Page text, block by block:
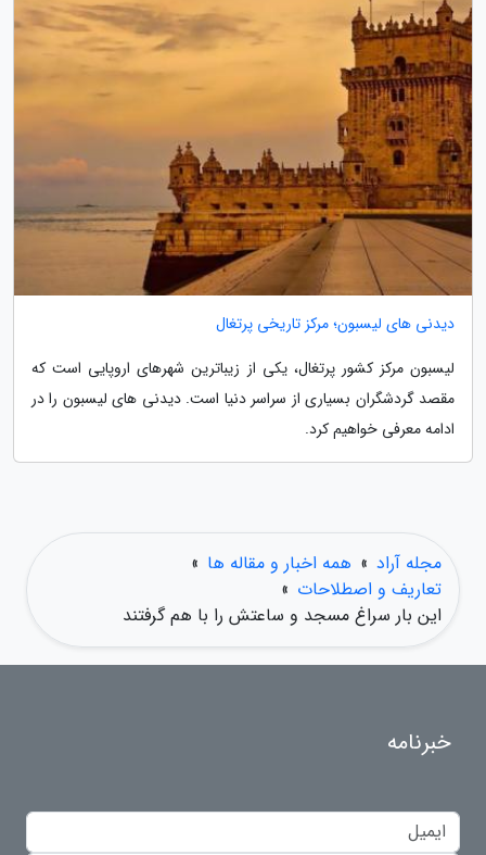
دیدنی های لیسبون؛ مرکز تاریخی پرتغال
لیسبون مرکز کشور پرتغال، یکی از زیباترین شهرهای اروپایی است که
مقصد گردشگران بسیاری از سراسر دنیا است. دیدنی های لیسبون را در
ادامه معرفی خواهیم کرد.
مجله آراد » همه اخبار و مقاله ها »
تعاریف و اصطلاحات »
این بار سراغ مسجد و ساعتش را با هم گرفتند
خبرنامه